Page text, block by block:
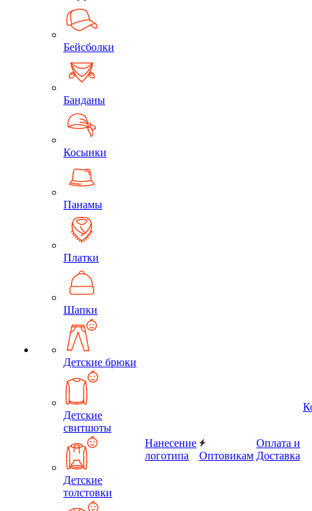
Бейсболки
Банданы
Косынки
Панамы
Платки
Шапки
Детские брюки
Детские
свитшоты
Детские
толстовки
Нанесение
логотипа
Оптовикам
Оплата и
Доставка